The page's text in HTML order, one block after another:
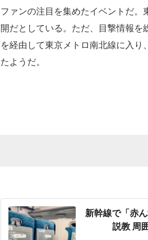
ファンの注目を集めたイベントだ
開だとしている。ただ、目撃情報
を経由して東京メトロ南北線に入
たようだ。
新幹線で「赤
説教 周